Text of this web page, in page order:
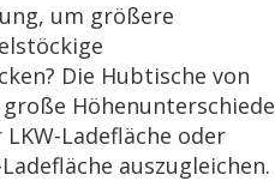
um größere
Die Hubtische von
Höhenunterschiede
Ladefläche oder
auszugleichen.